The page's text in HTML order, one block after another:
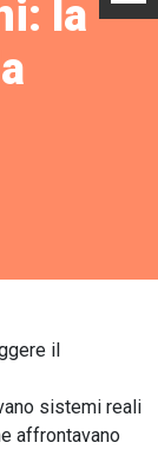
la
il
sistemi reali
affrontavano